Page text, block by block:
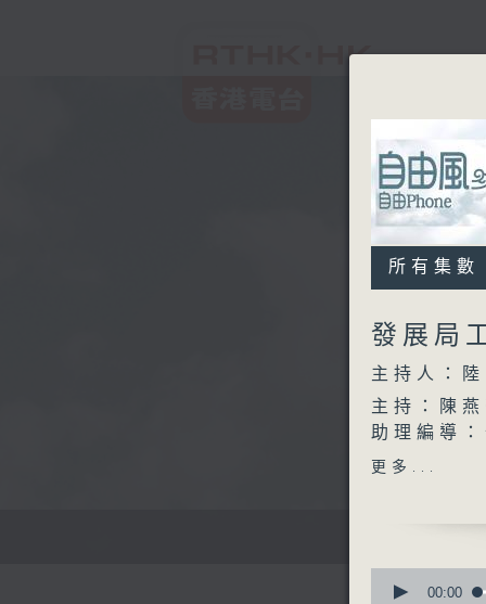
所有集數
發展局
主持人：
主持：陳
助理編導
監製：林
更多...
seconds
00:00